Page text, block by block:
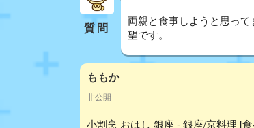
質問
両親と食事しようと思っ
望です。
ももか
非公開
小割烹 おはし 銀座 - 銀座/京料理 [